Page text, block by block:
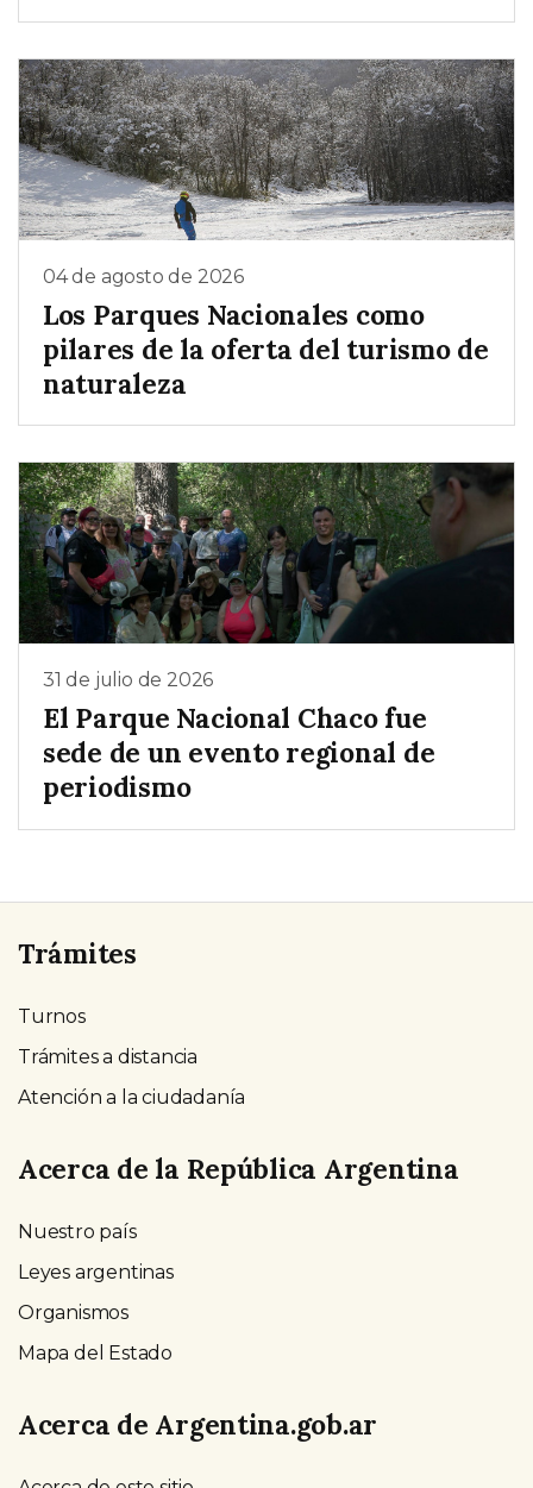
04 de agosto de 2026
Los Parques Nacionales como
pilares de la oferta del turismo de
naturaleza
31 de julio de 2026
El Parque Nacional Chaco fue
sede de un evento regional de
periodismo
Trámites
Turnos
Trámites a distancia
Atención a la ciudadanía
Acerca de la República Argentina
Nuestro país
Leyes argentinas
Organismos
Mapa del Estado
Acerca de Argentina.gob.ar